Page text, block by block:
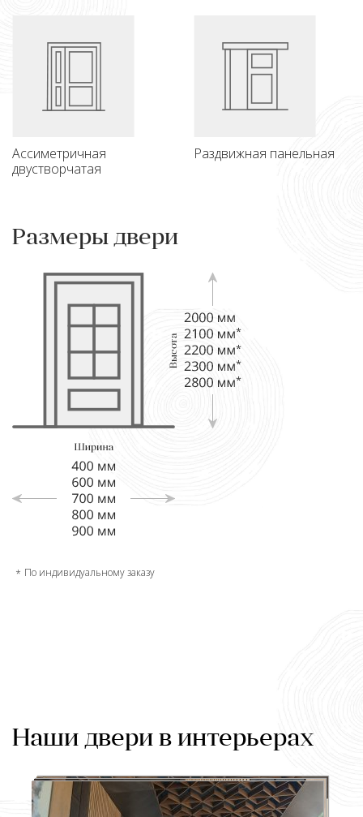
Ассиметричная
двустворчатая
Раздвижная панельная
Размеры двери
По индивидуальному заказу
Наши двери в интерьерах